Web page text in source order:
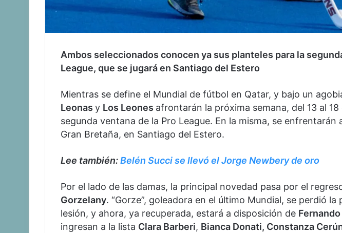
Ambos seleccionados conocen ya sus planteles para la
League, que se jugará en Santiago del Estero
Mientras se define el Mundial de fútbol en Qatar, y bajo un
Leonas y Los Leones afrontarán la próxima semana, del 13 al
segunda ventana de la Pro League. En la misma, se enfrentarán
Gran Bretaña, en Santiago del Estero.
Lee también:Belén Succi se llevó el Jorge Newbery de oro
Por el lado de las damas, la principal novedad pasa por el
Gorzelany. “Gorze”, goleadora en el último Mundial, se perdió
lesión, y ahora, ya recuperada, estará a disposición de
ingresan a la lista Clara Barberi, Bianca Donati, Constanza